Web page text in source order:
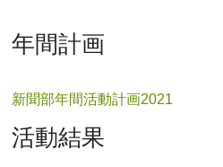
年間計画
新聞部年間活動計画2021
活動結果